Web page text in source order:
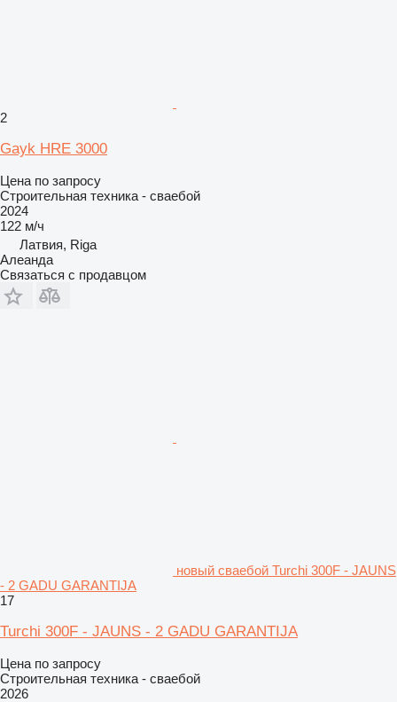
2
Gayk HRE 3000
Цена по запросу
Строительная техника - сваебой
2024
122 м/ч
Латвия, Riga
Алеанда
Связаться с продавцом
новый сваебой Turchi 300F - JAUNS
- 2 GADU GARANTIJA
17
Turchi 300F - JAUNS - 2 GADU GARANTIJA
Цена по запросу
Строительная техника - сваебой
2026